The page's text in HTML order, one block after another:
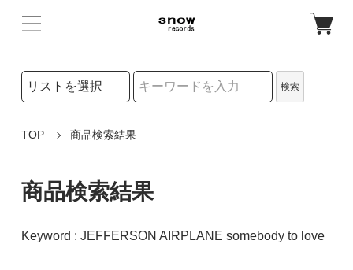
検索リストの選択
検索
TOP 商品検索結果
商品検索結果
Keyword : JEFFERSON AIRPLANE somebody to love